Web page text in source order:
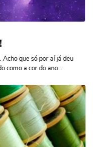
que só por aí já deu
como a cor do ano...